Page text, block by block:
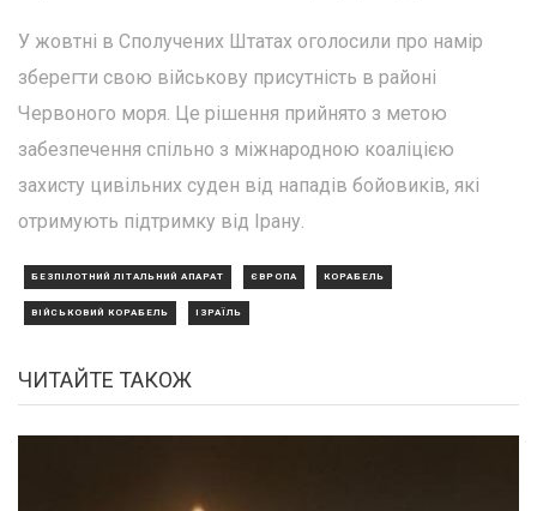
У жовтні в Сполучених Штатах оголосили про намір
зберегти свою військову присутність в районі
Червоного моря. Це рішення прийнято з метою
забезпечення спільно з міжнародною коаліцією
захисту цивільних суден від нападів бойовиків, які
отримують підтримку від Ірану.
БЕЗПІЛОТНИЙ ЛІТАЛЬНИЙ АПАРАТ ЄВРОПА КОРАБЕЛЬ
ВІЙСЬКОВИЙ КОРАБЕЛЬ ІЗРАЇЛЬ
ЧИТАЙТЕ ТАКОЖ